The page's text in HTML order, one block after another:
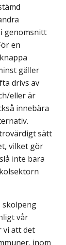
genomsnitt
en
gäller
drivs av
eller är
innebära
sätt
vilket gör
inte bara
skolpeng
vår
vi att det
inom